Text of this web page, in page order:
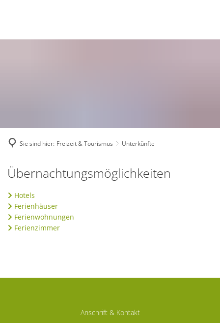
Sie sind hier: Freizeit & Tourismus Unterkünfte
Unterkünfte
Übernachtungsmöglichkeiten
Hotels
Ferienhäuser
Ferienwohnungen
Ferienzimmer
Anschrift & Kontakt